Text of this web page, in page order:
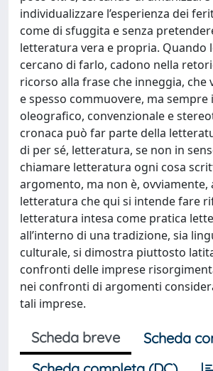
individualizzare l’esperienza dei
come di sfuggita e senza
letteratura vera e propria. Quando
cercano di farlo, cadono nella
ricorso alla frase che inneggia, che
e spesso commuovere, ma sempre
oleografico, convenzionale e
cronaca può far parte della
di per sé, letteratura, se non in
chiamare letteratura ogni cosa
argomento, ma non è, ovviamente,
letteratura che qui si intende fare
letteratura intesa come pratica
all’interno di una tradizione, sia
culturale, si dimostra piuttosto
confronti delle imprese
nei confronti di argomenti
tali imprese.
Scheda breve
Scheda